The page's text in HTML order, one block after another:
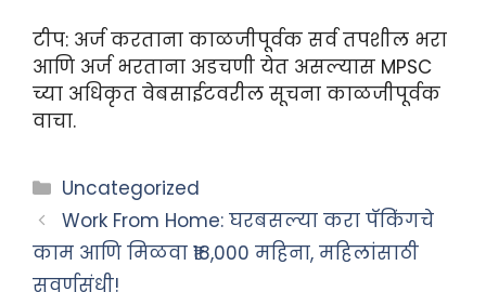
टीप: अर्ज करताना काळजीपूर्वक सर्व तपशील भरा
आणि अर्ज भरताना अडचणी येत असल्यास MPSC
च्या अधिकृत वेबसाईटवरील सूचना काळजीपूर्वक
वाचा.
Categories
Uncategorized
Work From Home: घरबसल्या करा पॅकिंगचे
काम आणि मिळवा ₹18,000 महिना, महिलांसाठी
सुवर्णसंधी!